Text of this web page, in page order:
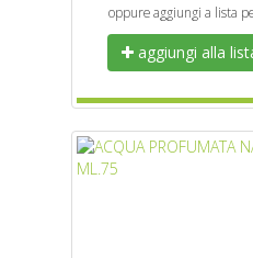
oppure aggiungi a lista
aggiungi alla